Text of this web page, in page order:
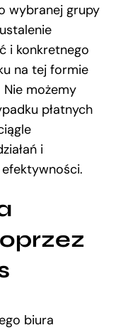
wybranej grupy
i konkretnego
na tej formie
możemy
płatnych
i
biura